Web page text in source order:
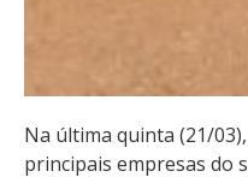
Na última quinta (21/
principais empresas do